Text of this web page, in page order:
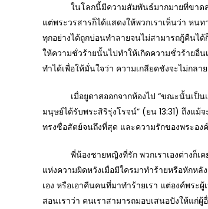
ในโลกนี้มีความสัมพันธ์มากมายที่ขาดสะบั้
แต่พระวรสารก็ได้แสดงให้พวกเราเห็นว่า หน
ทุกอย่างได้ถูกบ่อนทำลายจนไม่สามารถกู้คืนไ
ให้ความชั่วร้ายนั้นไปทำให้เกิดความชั่วร้ายอื่
ทำได้เพื่อให้มั่นใจว่า ความเกลียดชังจะไม่กล
เมื่อยูดาสออกจากห้องไป “ขณะนั้นเป็นเว
มนุษย์ได้รับพระสิริรุ่งโรจน์” (ยน 13:31) ถึงแม้
ทรงซื่อสัตย์จนถึงที่สุด และความรักของพระอง
พี่น้องชายหญิงที่รัก พวกเราเองต่างก็เค
แห่งความผิดหวังเมื่อมีใครมาทำร้ายหรือหักหลั
เอง หรือเอาคืนคนที่มาทำร้ายเรา แต่องค์พระ
สอนเราว่า คนเราสามารถมอบเสนอปังให้แก่